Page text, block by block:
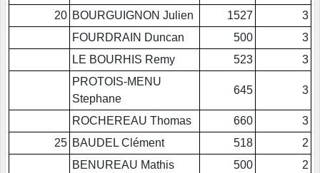
20 BOURGUIGNON Julien 1527
3
FOURDRAIN Duncan
500
3
LE BOURHIS Remy
523
3
PROTOIS-MENU
Stephane
645 3
ROCHEREAU Thomas 660
3
25 BAUDEL Clément 518
2
BENUREAU Mathis
500
2